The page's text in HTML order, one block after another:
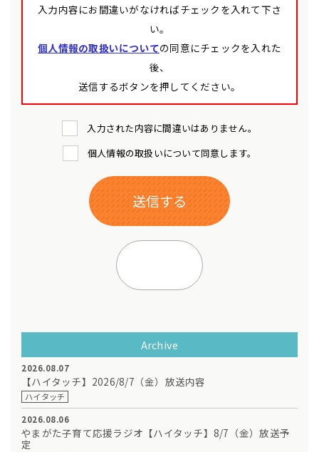
入力内容にお間違いがなければチェックを入れて下さ
い。
個人情報の取扱いについての同意にチェックを入れた
後、
送信するボタンを押してください。
入力された内容に間違いはありません。
個人情報の取扱いについて同意します。
Archive
2026.08.07
【ハイタッチ】2026/8/7（金）放送内容
ハイタッチ
2026.08.06
やまがた子育て応援ラジオ【ハイタッチ】8/7（金）放送予
定